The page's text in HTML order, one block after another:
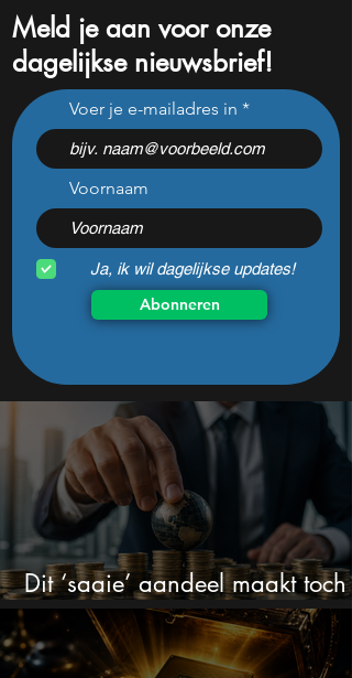
Beleggers dumpen dit
chipaandeel maar Wall
Street ziet een zeldzame
koopkans
Meld je aan voor onze
dagelijkse nieuwsbrief!
Voer je e-mailadres in
Voornaam
Ja, ik wil dagelijkse updates!
Abonneren
Dit ‘saaie’ aandeel maakt toch
bizar veel winst